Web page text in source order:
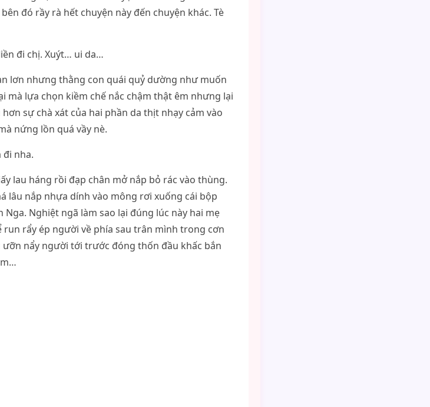
đó rầy rà hết chuyện này đến chuyện khác. Tè
đi chị. Xuýt… ui da…
lơn nhưng thằng con quái quỷ dường như muốn
mà lựa chọn kiềm chế nắc chậm thật êm nhưng lại
sự chà xát của hai phần da thịt nhạy cảm vào
nứng lồn quá vầy nè.
đi nha.
lau háng rồi đạp chân mở nắp bỏ rác vào thùng.
lâu nắp nhựa dính vào mông rơi xuống cái bộp
Nghiệt ngã làm sao lại đúng lúc này hai mẹ
run rẩy ép người về phía sau trân mình trong cơn
nẩy người tới trước đóng thốn đầu khấc bắn